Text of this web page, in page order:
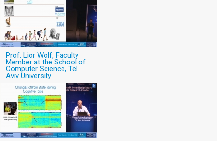
Prof. Lior Wolf, Faculty
Member at the School of
Computer Science, Tel
Aviv University